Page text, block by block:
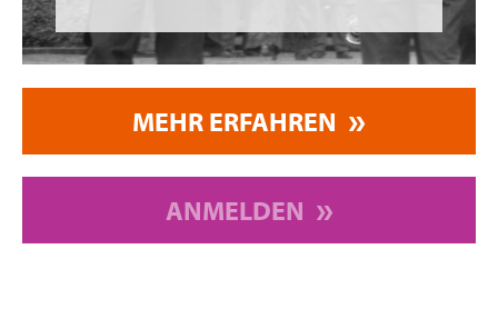
MEHR ERFAHREN
ANMELDEN